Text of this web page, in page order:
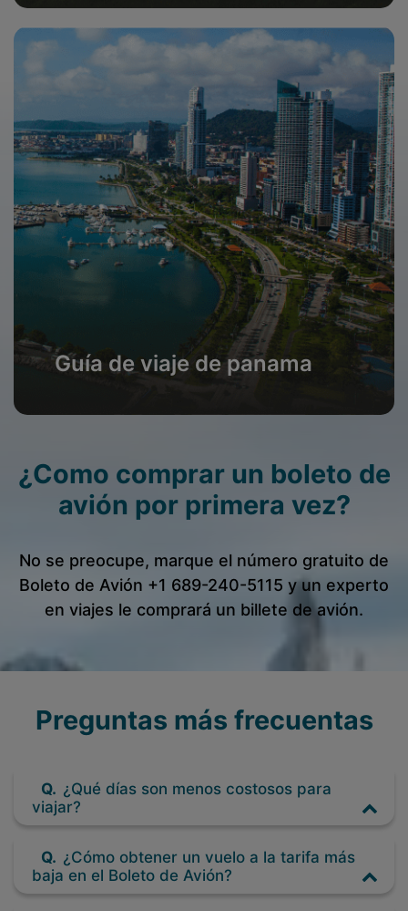
Guía de viaje de panama
¿Como comprar un boleto de
avión por primera vez?
No se preocupe, marque el número gratuito de
Boleto de Avión +1 689-240-5115 y un experto
en viajes le comprará un billete de avión.
Preguntas más frecuentas
Q. ¿Qué días son menos costosos para
viajar?
Q. ¿Cómo obtener un vuelo a la tarifa más
baja en el Boleto de Avión?